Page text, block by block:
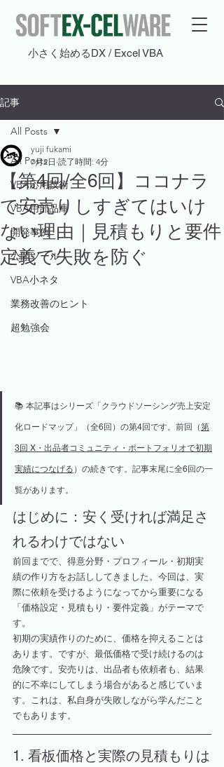
​小さく始めるDX / Excel VBA
記事
All Posts
VBA応用技術
VBA用部品庫
開発事例
公開ツール
VBA小ネタ
業務改善のヒント
超勉強会
All Posts
【第4回/全6回】ココナラ
で安売りしすぎてはいけ
ない理由｜見積もりと要件
定義で失敗を防ぐ
yuji fukami
7月2日 読了時間: 4分
📚 本記事はシリーズ「クラウドソーシング売上安定
化ロードマップ」（全6回）の第4回です。前回（第
3回 X・出品者コミュニティ・ポートフォリオで初期
実績につなげる ）の続きです。記事末尾に全6回の一
覧があります。
はじめに：安く受ければ満足さ
れるわけではない
前回までで、得意分野・プロフィール・初期実
績の作り方をお話ししてきました。今回は、実
際に依頼を受けるようになってから重要になる
「価格設定・見積もり・要件定義」がテーマで
す。
初期の実績作りのために、価格を抑えることは
あります。ですが、最低価格で受け続けるのは
危険です。安売りは、出品者も依頼者も、結果
的に不幸にしてしまう場合があると感じていま
す。これは、私自身が失敗しながら学んだこと
でもあります。
1. 看板価格と実際の見積もりは